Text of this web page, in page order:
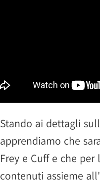
Stando ai dettagli
apprendiamo che
Frey e Cuff e che
contenuti assieme